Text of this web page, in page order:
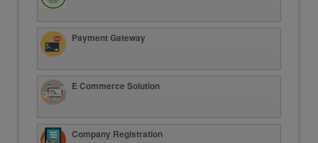
Payment Gateway
E Commerce Solution
Company Registration